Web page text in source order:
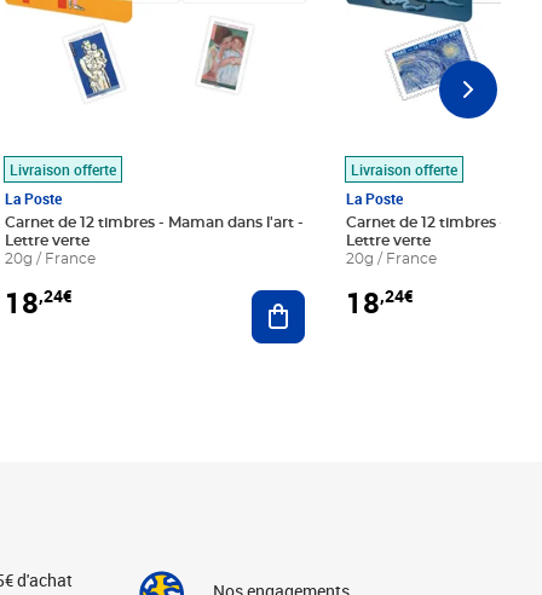
au panier
Livraison offerte
La Poste
Carnet de 12 timbres - Maman dans l'art -
Lettre verte
20g / France
18,24€ Ajouter au panier
Livraison offerte
La Poste
Carnet de 12 timbres - Le
Lettre verte
20g / France
18,24€
d'achat